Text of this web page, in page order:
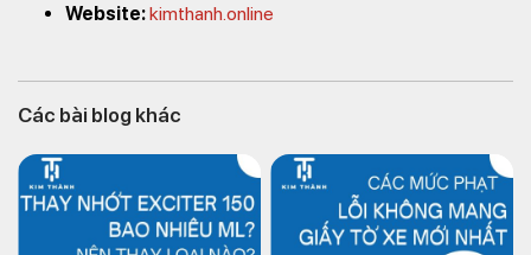
Website:kimthanh.online
Các bài blog khác